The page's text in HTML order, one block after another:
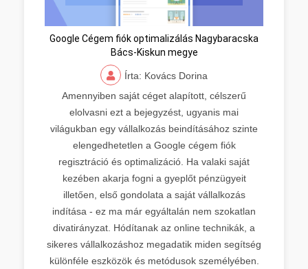
Google Cégem fiók optimalizálás Nagybaracska
Bács-Kiskun megye
Írta: Kovács Dorina
Amennyiben saját céget alapított, célszerű
elolvasni ezt a bejegyzést, ugyanis mai
világukban egy vállalkozás beindításához szinte
elengedhetetlen a Google cégem fiók
regisztráció és optimalizáció. Ha valaki saját
kezében akarja fogni a gyeplőt pénzügyeit
illetően, első gondolata a saját vállalkozás
indítása - ez ma már egyáltalán nem szokatlan
divatirányzat. Hódítanak az online technikák, a
sikeres vállalkozáshoz megadatik miden segítség
különféle eszközök és metódusok személyében.